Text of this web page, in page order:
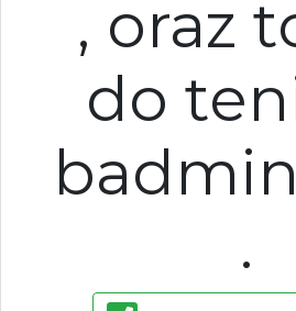
, oraz
do
.